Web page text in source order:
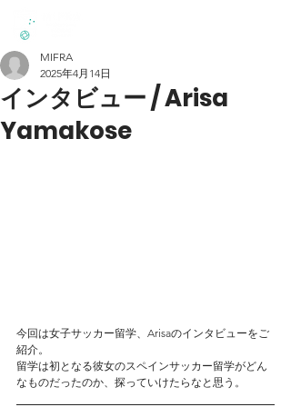
インタビュー / Arisa
Yamakose
MIFRA
2025年4月14日
今回は女子サッカー留学、Arisaのインタビューをご
紹介。
留学は初となる彼女のスペインサッカー留学がどん
なものだったのか、探っていけたらなと思う。